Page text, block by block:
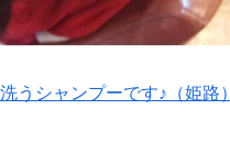
うシャンプーです♪（姫路）